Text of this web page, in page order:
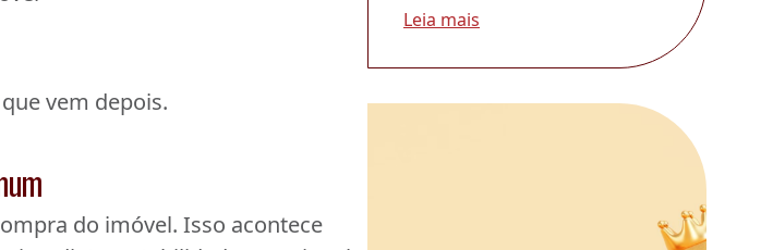
vem depois.
do imóvel. Isso acontece
Leia mais